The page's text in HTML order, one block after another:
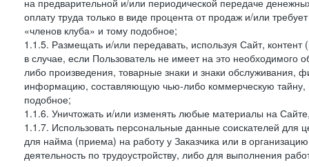
на предварительной и/или периодической передаче
оплату труда только в виде процента от продаж и/или
«членов клуба» и тому подобное;
1.1.5. Размещать и/или передавать, используя Сайт,
в случае, если Пользователь не имеет на это
либо произведения, товарные знаки и знаки
информацию, составляющую чью-либо коммерческую тайну,
подобное;
1.1.6. Уничтожать и/или изменять любые материалы на
1.1.7. Использовать персональные данные соискателей для
для найма (приема) на работу у Заказчика или в
деятельность по трудоустройству, либо для выполнения